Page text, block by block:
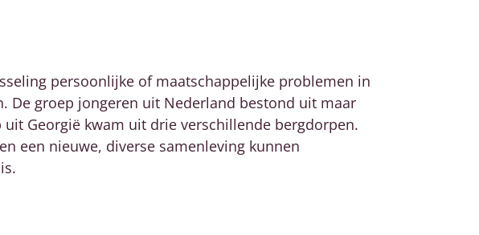
persoonlijke of maatschappelijke problemen in
De groep jongeren uit Nederland bestond uit maar
Georgië kwam uit drie verschillende bergdorpen.
een nieuwe, diverse samenleving kunnen